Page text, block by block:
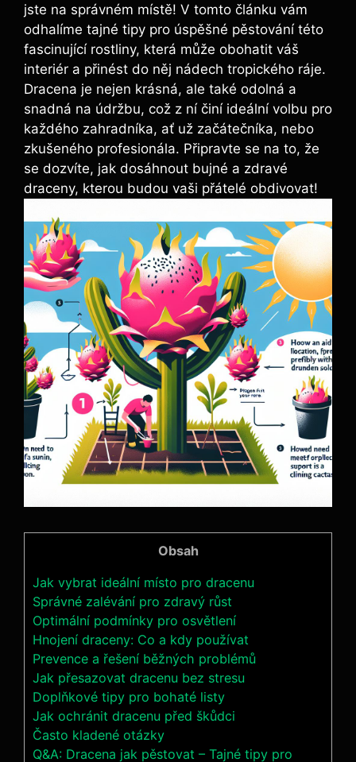
jste na správném místě! V tomto článku vám
odhalíme tajné tipy pro úspěšné pěstování této
fascinující rostliny, která může obohatit váš
interiér a přinést do něj nádech tropického ráje.
Dracena je nejen krásná, ale také odolná a
snadná na údržbu, což z ní činí ideální volbu pro
každého zahradníka, ať už začátečníka, nebo
zkušeného profesionála. Připravte se na to, že
se dozvíte, jak dosáhnout bujné a zdravé
draceny, kterou budou vaši přátelé obdivovat!
Obsah
Jak vybrat ideální místo pro dracenu
Správné zalévání pro zdravý růst
Optimální podmínky pro osvětlení
Hnojení draceny: Co a kdy používat
Prevence a řešení běžných problémů
Jak přesazovat dracenu bez stresu
Doplňkové tipy pro bohaté listy
Jak ochránit dracenu před škůdci
Často kladené otázky
Q&A: Dracena jak pěstovat – Tajné tipy pro